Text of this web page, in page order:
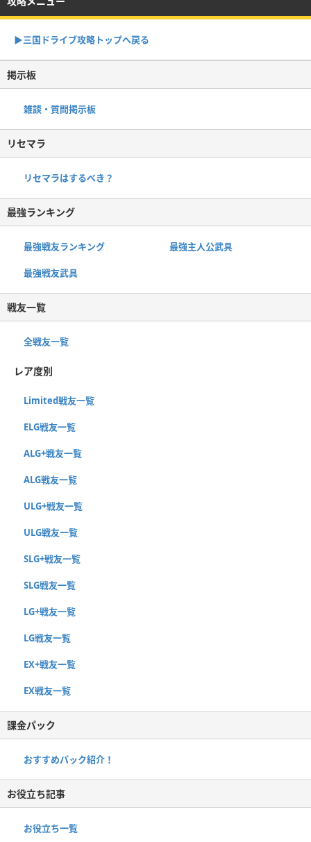
▶︎三国ドライブ攻略トップへ戻る
掲示板
雑談・質問掲示板
リセマラ
リセマラはするべき？
最強ランキング
最強戦友ランキング 最強主人公武具
最強戦友武具
戦友一覧
全戦友一覧
レア度別
Limited戦友一覧
ELG戦友一覧
ALG+戦友一覧
ALG戦友一覧
ULG+戦友一覧
ULG戦友一覧
SLG+戦友一覧
SLG戦友一覧
LG+戦友一覧
LG戦友一覧
EX+戦友一覧
EX戦友一覧
課金パック
おすすめパック紹介！
お役立ち記事
お役立ち一覧